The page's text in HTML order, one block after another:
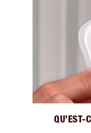
QU’EST-